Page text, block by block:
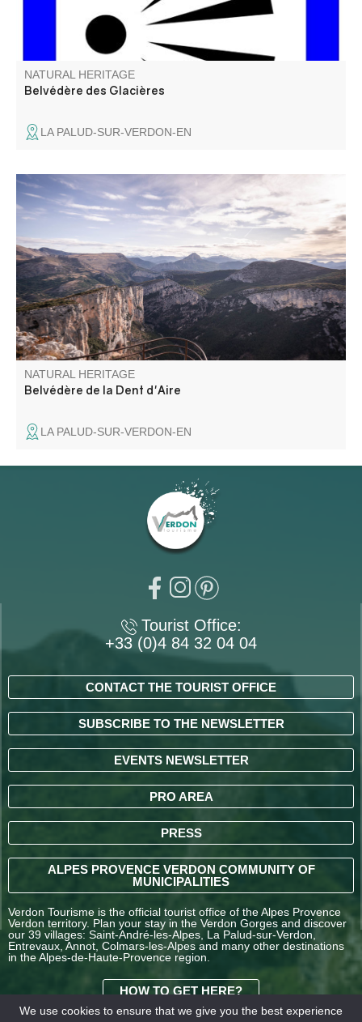
NATURAL HERITAGE
Belvédère des Glacières
LA PALUD-SUR-VERDON-EN
C’est certainement le plus panoramique de tous les
belvédères... Il a été rénové en 2018 dans le cadre de
l’Opération Grand Site des Gorges du Verdon.
NATURAL HERITAGE
Belvédère de la Dent d'Aire
LA PALUD-SUR-VERDON-EN
Tourist Office:
+33 (0)4 84 32 04 04
CONTACT THE TOURIST OFFICE
SUBSCRIBE TO THE NEWSLETTER
EVENTS NEWSLETTER
PRO AREA
PRESS
ALPES PROVENCE VERDON COMMUNITY OF
MUNICIPALITIES
Verdon Tourisme is the official tourist office of the Alpes Provence
Verdon territory. Plan your stay in the Verdon Gorges and discover
our 39 villages: Saint-André-les-Alpes, La Palud-sur-Verdon,
Entrevaux, Annot, Colmars-les-Alpes and many other destinations
in the Alpes-de-Haute-Provence region.
HOW TO GET HERE?
We use cookies to ensure that we give you the best experience